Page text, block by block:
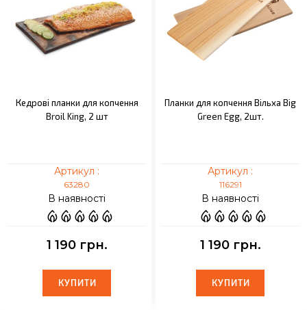
Кедрові планки для копчення
Broil King, 2 шт
Артикул :
63280
В наявності
1 190 грн.
КУПИТИ
КУПИТИ
Планки для копчення Вільха Big
Green Egg, 2шт.
Артикул :
116291
В наявності
1 190 грн.
КУПИТИ
КУПИТИ